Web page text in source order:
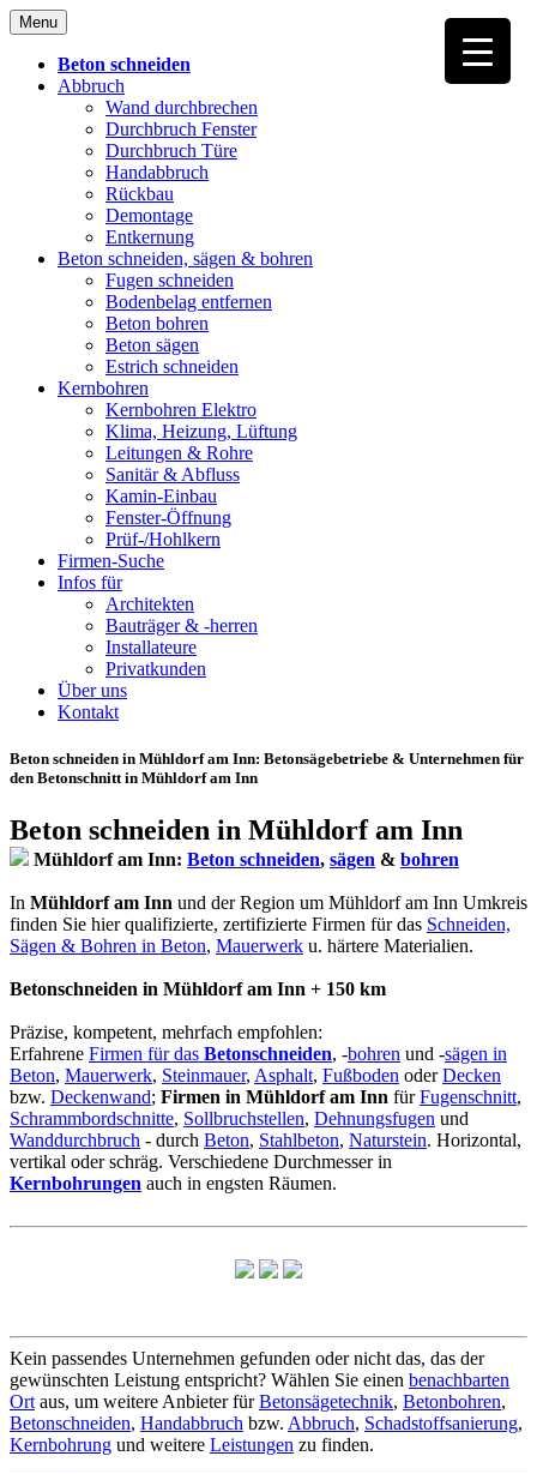
Skip
to
content
Menu
Beton schneiden
Abbruch
Wand durchbrechen
Durchbruch Fenster
Durchbruch Türe
Handabbruch
Rückbau
Demontage
Entkernung
Beton schneiden, sägen & bohren
Fugen schneiden
Bodenbelag entfernen
Beton bohren
Beton sägen
Estrich schneiden
Kernbohren
Kernbohren Elektro
Klima, Heizung, Lüftung
Leitungen & Rohre
Sanitär & Abfluss
Kamin-Einbau
Fenster-Öffnung
Prüf-/Hohlkern
Firmen-Suche
Infos für
Architekten
Bauträger & -herren
Installateure
Privatkunden
Über uns
Kontakt
Beton schneiden in Mühldorf am Inn: Betonsägebetriebe & Unternehmen für
den Betonschnitt in Mühldorf am Inn
Beton schneiden in Mühldorf am Inn
Mühldorf am Inn: Beton schneiden, sägen & bohren
In Mühldorf am Inn und der Region um Mühldorf am Inn Umkreis
finden Sie hier qualifizierte, zertifizierte Firmen für das Schneiden,
Sägen & Bohren in Beton, Mauerwerk u. härtere Materialien.
Betonschneiden in Mühldorf am Inn + 150 km
Präzise, kompetent, mehrfach empfohlen:
Erfahrene Firmen für das Betonschneiden, -bohren und -sägen in
Beton, Mauerwerk, Steinmauer, Asphalt, Fußboden oderDecken
bzw. Deckenwand; Firmen in Mühldorf am Inn fürFugenschnitt,
Schrammbordschnitte, Sollbruchstellen, Dehnungsfugen und
Wanddurchbruch - durch Beton, Stahlbeton, Naturstein. Horizontal,
vertikal oder schräg. Verschiedene Durchmesser in
Kernbohrungen auch in engsten Räumen.
Kein passendes Unternehmen gefunden oder nicht das, das der
gewünschten Leistung entspricht? Wählen Sie einen benachbarten
Ort aus, um weitere Anbieter fürBetonsägetechnik, Betonbohren,
Betonschneiden, Handabbruch bzw. Abbruch, Schadstoffsanierung,
Kernbohrung und weitere Leistungen zu finden.